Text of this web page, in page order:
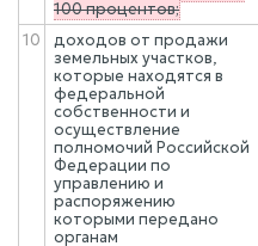
100 процентов;
10
доходов от продажи
земельных участков,
которые находятся в
федеральной
собственности и
осуществление
полномочий Российской
Федерации по
управлению и
распоряжению
которыми передано
органам